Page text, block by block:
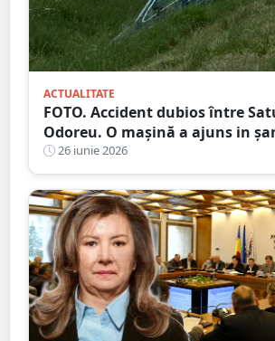
ACTUALITATE
FOTO. Accident dubios între
Odoreu. O mașină a ajuns in
urmă de sofer
26 iunie 2026